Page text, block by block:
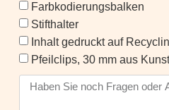
Farbkodierungsbalken
Stifthalter
Inhalt gedruckt auf
Pfeilclips, 30 mm aus